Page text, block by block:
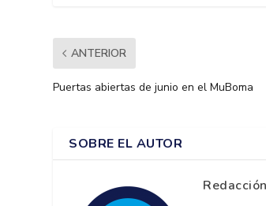
ANTERIOR
Puertas abiertas de junio en el MuBoma
SOBRE EL AUTOR